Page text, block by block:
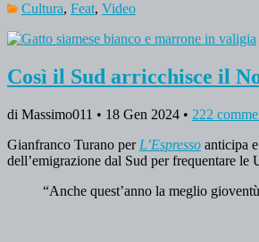
Cultura, Feat, Video
Così il Sud arricchisce il
di Massimo011 • 18 Gen 2024 • 222
Gianfranco Turano per L’Espresso anticipa
dell’emigrazione dal Sud per frequentare le
“Anche quest’anno la meglio